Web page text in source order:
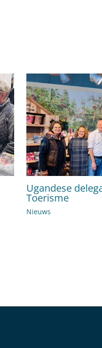
Ugandese
Toerisme
Nieuws